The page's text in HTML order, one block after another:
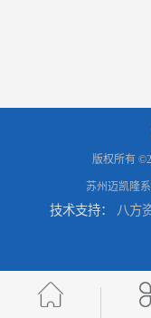
版权所有
苏州迈凯隆
技术支持： 八方